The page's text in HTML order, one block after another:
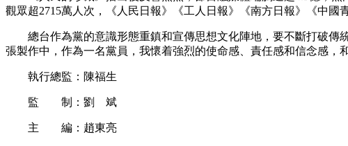
觀眾超2715萬人次，《人民日報》《工人日報》《南方日報》《中國
總台作為黨的意識形態重鎮和宣傳思想文化陣地，要不斷打破傳
張製作中，作為一名黨員，我懷着強烈的使命感、責任感和信念感，
執行總監：陳福生
監 制：劉 斌
主 編：趙東亮